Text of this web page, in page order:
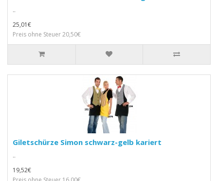
..
25,01€
Preis ohne Steuer 20,50€
Giletschürze Simon schwarz-gelb kariert
..
19,52€